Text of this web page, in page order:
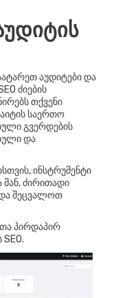
აუდიტები და
ძიების
თქვენი
საერთო
გვერდების
და
ინსტრუმენტი
მან, ძირითადი
შეცვალოთ
პირდაპირ